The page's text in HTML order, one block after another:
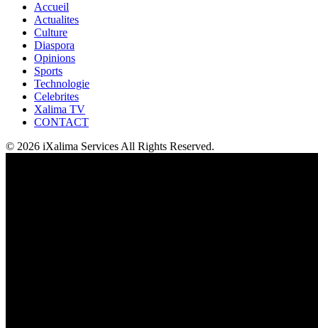
Accueil
Actualites
Culture
Diaspora
Opinions
Sports
Technologie
Celebrites
Xalima TV
CONTACT
© 2026 iXalima Services All Rights Reserved.